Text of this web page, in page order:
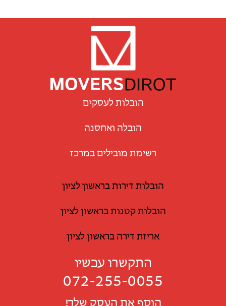
הובלות לעסקים
הובלה ואחסנה
רשימת מובילים במרכז
הובלות דירות בראשון לציון
הובלות קטנות בראשון לציון
אריזת דירה בראשון לציון
התקשרו עכשיו
072-255-0055
הוסף את העסק שלך!